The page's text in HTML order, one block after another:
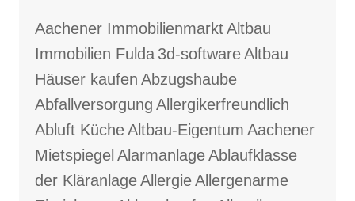
Aachener ImmobilienmarktAltbau
Immobilien Fulda 3d-softwareAltbau
Häuser kaufen Abzugshaube
Abfallversorgung Allergikerfreundlich
Abluft KücheAltbau-Eigentum Aachener
Mietspiegel AlarmanlageAblaufklasse
der KläranlageAllergieAllergenarme